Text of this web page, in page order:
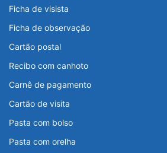
Ficha de visista
Ficha de observação
Cartão postal
Recibo com canhoto
Carnê de pagamento
Cartão de visita
Pasta com bolso
Pasta com orelha